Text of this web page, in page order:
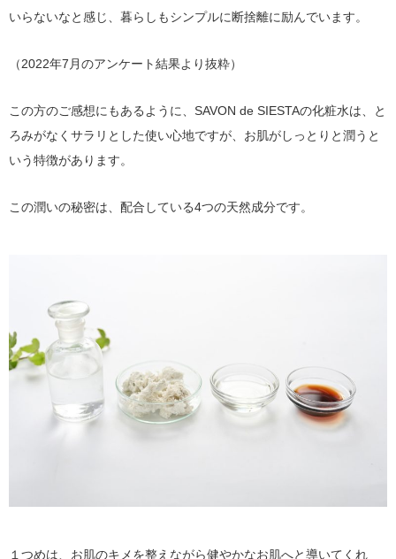
いらないなと感じ、暮らしもシンプルに断捨離に励んでいます。
（2022年7月のアンケート結果より抜粋）
この方のご感想にもあるように、SAVON de SIESTAの化粧水は、と
ろみがなくサラリとした使い心地ですが、お肌がしっとりと潤うと
いう特徴があります。
この潤いの秘密は、配合している4つの天然成分です。
１つめは、お肌のキメを整えながら健やかなお肌へと導いてくれ